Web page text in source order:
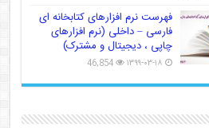
فهرست نرم افزارهای کتابخانه ای
فارسی – داخلی (نرم افزارهای
چاپی ، دیجیتال و مشترک)
۱۳۹۹-۰۳-۱۸ 46,854